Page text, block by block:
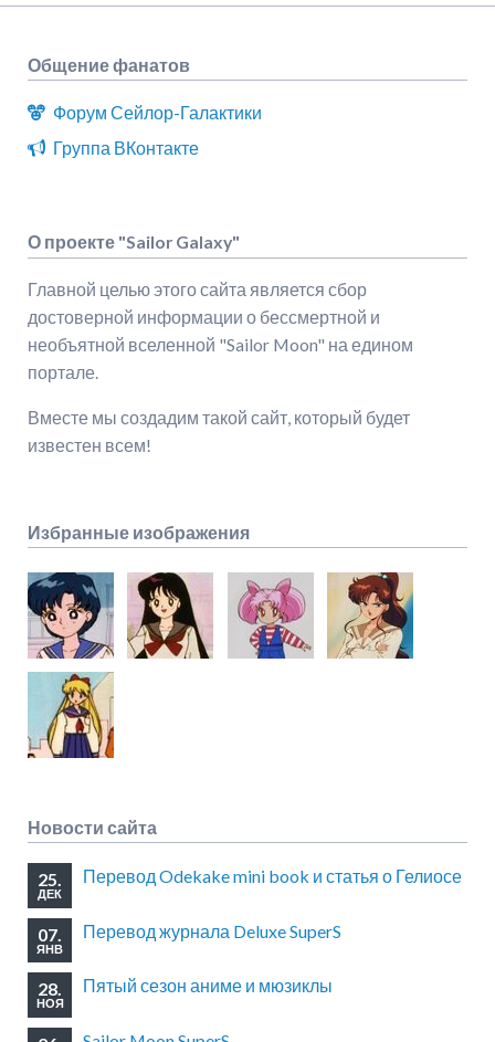
Общение фанатов
Форум Сейлор-Галактики
Группа ВКонтакте
О проекте "Sailor Galaxy"
Главной целью этого сайта является сбор
достоверной информации о бессмертной и
необъятной вселенной "Sailor Moon" на едином
портале.
Вместе мы создадим такой сайт, который будет
известен всем!
Избранные изображения
Новости сайта
25.
ДЕК
Перевод Odekake mini book и статья о Гелиосе
07.
ЯНВ
Перевод журнала Deluxe SuperS
28.
НОЯ
Пятый сезон аниме и мюзиклы